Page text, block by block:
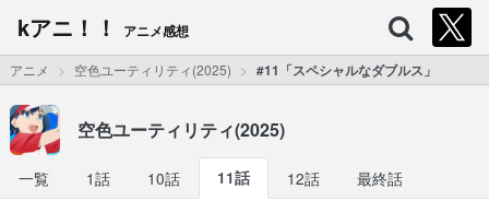
kアニ！！ アニメ感想
アニメ 空色ユーティリティ(2025) #11「スペシャルなダブルス」
空色ユーティリティ(2025)
一覧 1話 10話 11話 12話 最終話